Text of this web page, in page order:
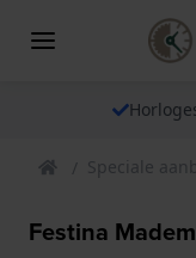
Speciale
Festina